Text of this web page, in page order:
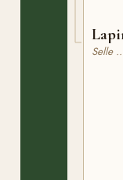
Selle